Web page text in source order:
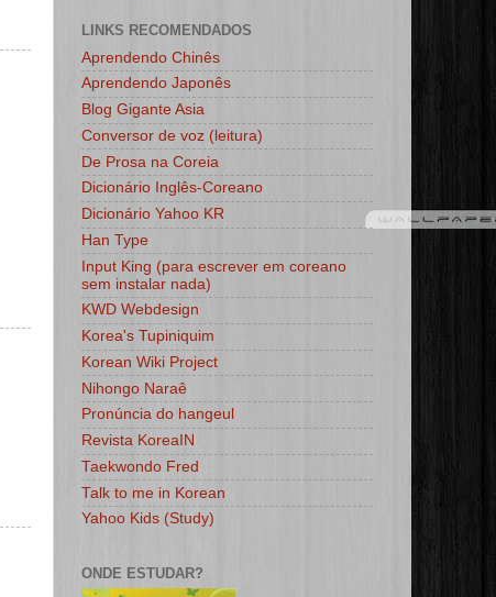
LINKS RECOMENDADOS
Aprendendo Chinês
Aprendendo Japonês
Blog Gigante Asia
Conversor de voz (leitura)
De Prosa na Coreia
Dicionário Inglês-Coreano
Dicionário Yahoo KR
Han Type
Input King (para escrever em coreano
sem instalar nada)
KWD Webdesign
Korea's Tupiniquim
Korean Wiki Project
Nihongo Naraê
Pronúncia do hangeul
Revista KoreaIN
Taekwondo Fred
Talk to me in Korean
Yahoo Kids (Study)
ONDE ESTUDAR?